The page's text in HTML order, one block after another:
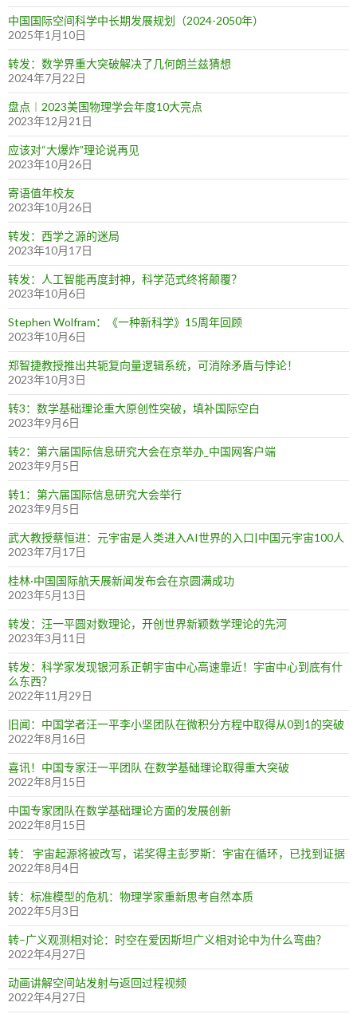
中国国际空间科学中长期发展规划（2024-2050年）
2025年1月10日
转发：数学界重大突破解决了几何朗兰兹猜想
2024年7月22日
盘点︱2023美国物理学会年度10大亮点
2023年12月21日
应该对“大爆炸”理论说再见
2023年10月26日
寄语值年校友
2023年10月26日
转发：西学之源的迷局
2023年10月17日
转发：人工智能再度封神，科学范式终将颠覆？
2023年10月6日
Stephen Wolfram：《一种新科学》15周年回顾
2023年10月6日
郑智捷教授推出共轭复向量逻辑系统，可消除矛盾与悖论！
2023年10月3日
转3：数学基础理论重大原创性突破，填补国际空白
2023年9月6日
转2：第六届国际信息研究大会在京举办_中国网客户端
2023年9月5日
转1：第六届国际信息研究大会举行
2023年9月5日
武大教授蔡恒进：元宇宙是人类进入AI世界的入口|中国元宇宙100人
2023年7月17日
桂林·中国国际航天展新闻发布会在京圆满成功
2023年5月13日
转发：汪一平圆对数理论，开创世界新颖数学理论的先河
2023年3月11日
转发：科学家发现银河系正朝宇宙中心高速靠近！宇宙中心到底有什
么东西？
2022年11月29日
旧闻：中国学者汪一平李小坚团队在微积分方程中取得从0到1的突破
2022年8月16日
喜讯！中国专家汪一平团队 在数学基础理论取得重大突破
2022年8月15日
中国专家团队在数学基础理论方面的发展创新
2022年8月15日
转： 宇宙起源将被改写，诺奖得主彭罗斯：宇宙在循环，已找到证据
2022年8月4日
转：标准模型的危机：物理学家重新思考自然本质
2022年5月3日
转–广义观测相对论：时空在爱因斯坦广义相对论中为什么弯曲？
2022年4月27日
动画讲解空间站发射与返回过程视频
2022年4月27日